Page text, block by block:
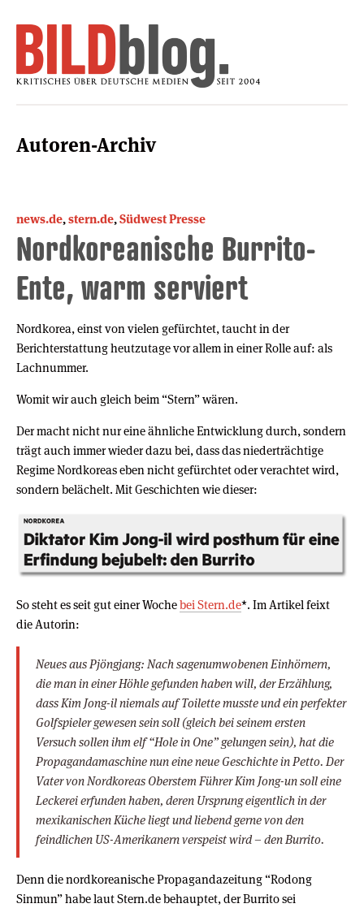
Autoren-Archiv
news.de,stern.de,Südwest Presse
Nordkoreanische Burrito-
Ente, warm serviert
Nordkorea, einst von vielen gefürchtet, taucht in der
Berichterstattung heutzutage vor allem in einer Rolle auf: als
Lachnummer.
Womit wir auch gleich beim “Stern” wären.
Der macht nicht nur eine ähnliche Entwicklung durch, sondern
trägt auch immer wieder dazu bei, dass das niederträchtige
Regime Nordkoreas eben nicht gefürchtet oder verachtet wird,
sondern belächelt. Mit Geschichten wie dieser:
So steht es seit gut einer Wochebei Stern.de*. Im Artikel feixt
die Autorin:
Neues aus Pjöngjang: Nach sagenumwobenen Einhörnern,
die man in einer Höhle gefunden haben will, der Erzählung,
dass Kim Jong-il niemals auf Toilette musste und ein perfekter
Golfspieler gewesen sein soll (gleich bei seinem ersten
Versuch sollen ihm elf “Hole in One” gelungen sein), hat die
Propagandamaschine nun eine neue Geschichte in Petto. Der
Vater von Nordkoreas Oberstem Führer Kim Jong-un soll eine
Leckerei erfunden haben, deren Ursprung eigentlich in der
mexikanischen Küche liegt und liebend gerne von den
feindlichen US-Amerikanern verspeist wird – den Burrito.
Denn die nordkoreanische Propagandazeitung “Rodong
Sinmun” habe laut Stern.de behauptet, der Burrito sei